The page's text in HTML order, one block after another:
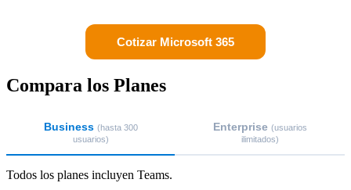
Cotizar Microsoft 365
Compara los Planes
Business (hasta 300
usuarios)
Enterprise (usuarios
ilimitados)
Todos los planes incluyen Teams.